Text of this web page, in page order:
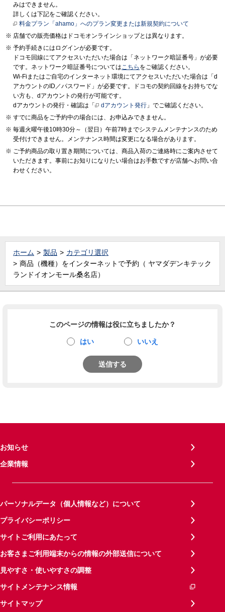
みはできません。
詳しくは下記をご確認ください。
料金プラン「ahamo」へのプラン変更または新規契約について
店舗での販売価格はドコモオンラインショップとは異なります。
予約手続きにはログインが必要です。
ドコモ回線にてアクセスいただいた場合は「ネットワーク暗証番号」が必要
です。ネットワーク暗証番号については こちら をご確認ください。
Wi-Fiまたはご自宅のインターネット環境にてアクセスいただいた場合は「d
アカウントのID／パスワード」が必要です。ドコモの契約回線をお持ちでな
い方も、dアカウントの発行が可能です。
dアカウントの発行・確認は「
dアカウント発行 」でご確認ください。
すでに商品をご予約中の場合には、お申込みできません。
毎週火曜午後10時30分～（翌日）午前7時までシステムメンテナンスのため
受付けできません。メンテナンス時間は変更になる場合があります。
ご予約商品の取り置き期間については、商品入荷のご連絡時にご案内させて
いただきます。事前にお知りになりたい場合はお手数ですが店舗へお問い合
わせください。
ホーム 製品
カテゴリ選択
商品（機種）をインターネットで予約（ ヤマダデンキテック
ランドイオンモール桑名店）
このページの情報は役に立ちましたか？
はい いいえ
送信する
お知らせ
企業情報
パーソナルデータ（個人情報など）について
プライバシーポリシー
サイトご利用にあたって
お客さまご利用端末からの情報の外部送信について
見やすさ・使いやすさの調整
サイトメンテナンス情報
サイトマップ